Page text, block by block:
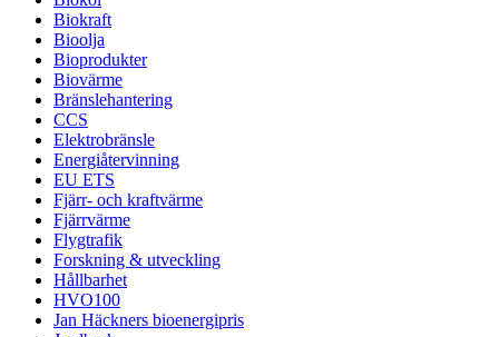
Biokraft
Bioolja
Bioprodukter
Biovärme
Bränslehantering
CCS
Elektrobränsle
Energiåtervinning
EU ETS
Fjärr- och kraftvärme
Fjärrvärme
Flygtrafik
Forskning & utveckling
Hållbarhet
HVO100
Jan Häckners bioenergipris